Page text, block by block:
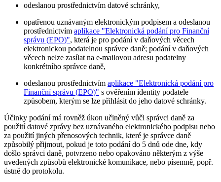
odeslanou prostřednictvím datové schránky,
opatřenou uznávaným elektronickým podpisem a odeslanou
prostřednictvím aplikace "Elektronická podání pro Finanční
správu (EPO)", která je pro podání v daňových věcech
elektronickou podatelnou správce daně; podání v daňových
věcech nelze zasílat na e-mailovou adresu podatelny
konkrétního správce daně,
odeslanou prostřednictvím aplikace "Elektronická podání pro
Finanční správu (EPO)" s ověřením identity podatele
způsobem, kterým se lze přihlásit do jeho datové schránky.
Účinky podání má rovněž úkon učiněný vůči správci daně za
použití datové zprávy bez uznávaného elektronického podpisu nebo
za použití jiných přenosových technik, které je správce daně
způsobilý přijmout, pokud je toto podání do 5 dnů ode dne, kdy
došlo správci daně, potvrzeno nebo opakováno některým z výše
uvedených způsobů elektronické komunikace, nebo písemně, popř.
ústně do protokolu.